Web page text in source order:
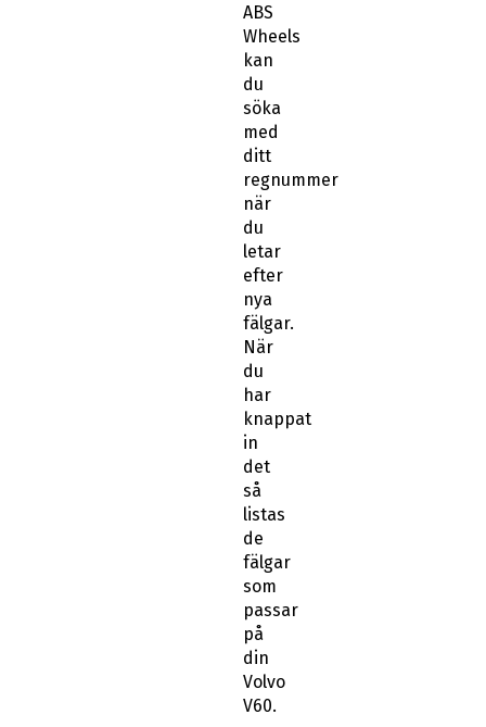
ABS
Wheels
kan
du
söka
med
ditt
regnummer
när
du
letar
efter
nya
fälgar.
När
du
har
knappat
in
det
så
listas
de
fälgar
som
passar
på
din
Volvo
V60.